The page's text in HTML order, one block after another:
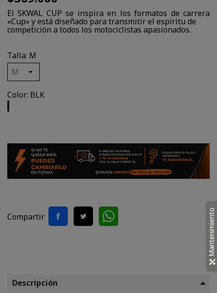
El SKWAL CUP se inspira en los formatos de carrera
«Cup» y está diseñado para transmitir el espíritu de
competición a todos los motociclistas apasionados.
Talla: M
Color: BLK
Compartir
Descripción
Mantenimiento